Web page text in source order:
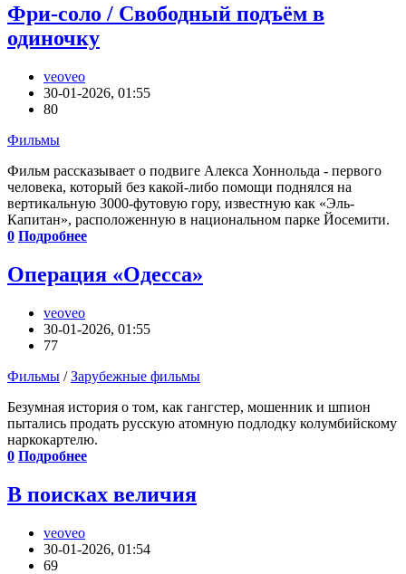
Фри-соло / Свободный подъём в
одиночку
veoveo
30-01-2026, 01:55
80
Фильмы
Фильм рассказывает о подвиге Алекса Хоннольда - первого
человека, который без какой-либо помощи поднялся на
вертикальную 3000-футовую гору, известную как «Эль-
Капитан», расположенную в национальном парке Йосемити.
0 Подробнее
Операция «Одесса»
veoveo
30-01-2026, 01:55
77
Фильмы /Зарубежные фильмы
Безумная история о том, как гангстер, мошенник и шпион
пытались продать русскую атомную подлодку колумбийскому
наркокартелю.
0 Подробнее
В поисках величия
veoveo
30-01-2026, 01:54
69